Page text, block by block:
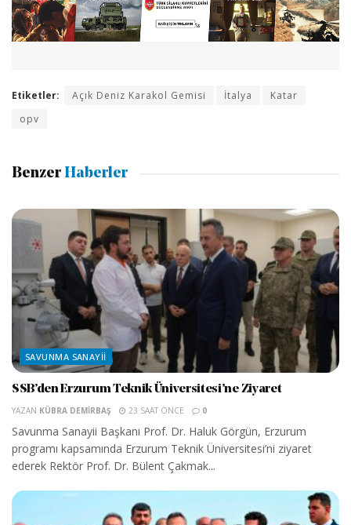
Etiketler: Açık Deniz Karakol Gemisi İtalya
Katar
opv
Benzer Haberler
SAVUNMA SANAYII
SSB’den Erzurum Teknik Üniversitesi’ne Ziyaret
YAZAN KÜBRA DEMIRBAŞ 23 SAAT ÖNCE 0
Savunma Sanayii Başkanı Prof. Dr. Haluk Görgün, Erzurum
programı kapsamında Erzurum Teknik Üniversitesi’ni ziyaret
ederek Rektör Prof. Dr. Bülent Çakmak...